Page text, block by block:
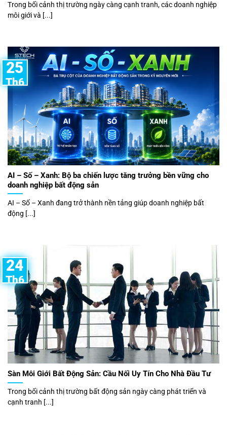
Trong bối cảnh thị trường ngày càng cạnh tranh, các doanh nghiệp
môi giới và [...]
AI – Số – Xanh: Bộ ba chiến lược tăng trưởng bền vững cho
doanh nghiệp bất động sản
AI – Số – Xanh đang trở thành nền tảng giúp doanh nghiệp bất
động [...]
25
Th6
Sàn Môi Giới Bất Động Sản: Cầu Nối Uy Tín Cho Nhà Đầu Tư
Trong bối cảnh thị trường bất động sản ngày càng phát triển và
cạnh tranh [...]
24
Th6